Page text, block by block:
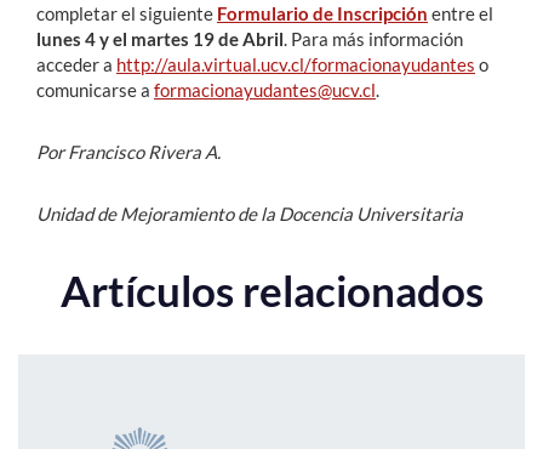
completar el siguiente Formulario de Inscripción entre el
lunes 4 y el martes 19 de Abril . Para más información
acceder a http://aula.virtual.ucv.cl/formacionayudantes o
comunicarse a formacionayudantes@ucv.cl
Por Francisco Rivera A.
Unidad de Mejoramiento de la Docencia Universitaria
Artículos relacionados